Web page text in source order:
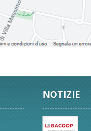
NOTIZIE